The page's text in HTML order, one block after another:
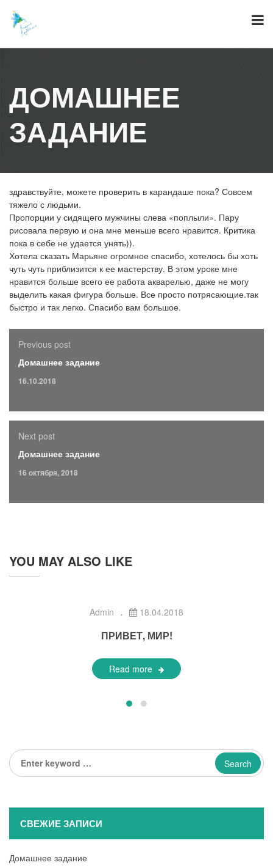
content
ДОМАШНЕЕ
ЗАДАНИЕ
здравствуйте, можете проверить в карандаше пока? Совсем
тяжело с людьми.
Пропорции у сидящего мужчины слева «поплыли». Пару
рисовала первую и она мне меньше всего нравится. Критика
пока в себе не удается унять)).
Хотела сказать Марьяне огромное спасибо, хотелось бы хоть
чуть чуть приблизится к ее мастерству. В этом уроке мне
нравится больше всего ее работа акварелью, даже не могу
выделить какая фигура больше. Все просто потрясающие.так
быстро и так легко. Спасибо вам большое.
Previous post
Домашнее задание
16.10.2018
Next post
Домашнее задание
16 октября, 2018
YOU MAY ALSO LIKE
Admin 18.04.2018
ПРИВЕТ, МИР!
Read more
Enter
keyword
СВЕЖИЕ ЗАПИСИ
Домашнее задание